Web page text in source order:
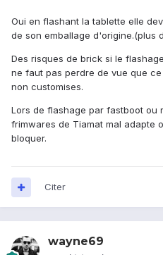
Oui en flashant la tablette elle
de son emballage d'origine.(plus
Des risques de brick si le
ne faut pas perdre de vue que
non customises.
Lors de flashage par fastboot ou
frimwares de Tiamat mal adapte
bloquer.
Citer
wayne69